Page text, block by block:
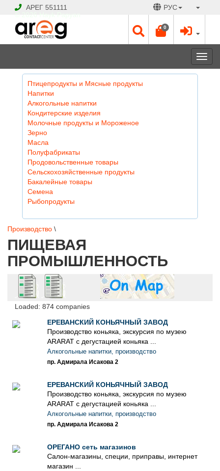
АРЕГ 551111 РУС
0
Птицепродукты и Мясные продукты
Напитки
Алкогольные напитки
Кондитерские изделия
Молочные продукты и Мороженое
Зерно
Масла
Полуфабрикаты
Продовольственные товары
Сельскохозяйственные продукты
Бакалейные товары
Семена
Рыбопродукты
Производство \
ПИЩЕВАЯ
ПРОМЫШЛЕННОСТЬ
Loaded: 874 companies
ЕРЕВАНСКИЙ КОНЬЯЧНЫЙ ЗАВОД
Производство коньяка, экскурсия по музею
ARARAT с дегустацией коньяка ...
Алкогольные напитки, производство
пр. Адмирала Исакова 2
ЕРЕВАНСКИЙ КОНЬЯЧНЫЙ ЗАВОД
Производство коньяка, экскурсия по музею
ARARAT с дегустацией коньяка ...
Алкогольные напитки, производство
пр. Адмирала Исакова 2
ОРЕГАНО сеть магазинов
Салон-магазины, специи, приправы, интернет
магазин ...